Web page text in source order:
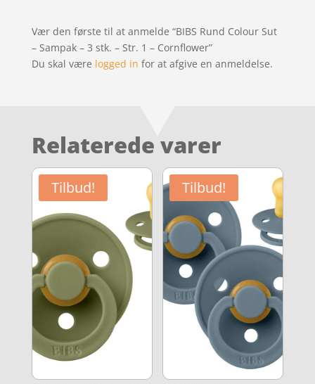
Vær den første til at anmelde “BIBS Rund Colour Sut
– Sampak – 3 stk. – Str. 1 – Cornflower”
Du skal være logged in for at afgive en anmeldelse.
Relaterede varer
Tilbud! Tilbud!